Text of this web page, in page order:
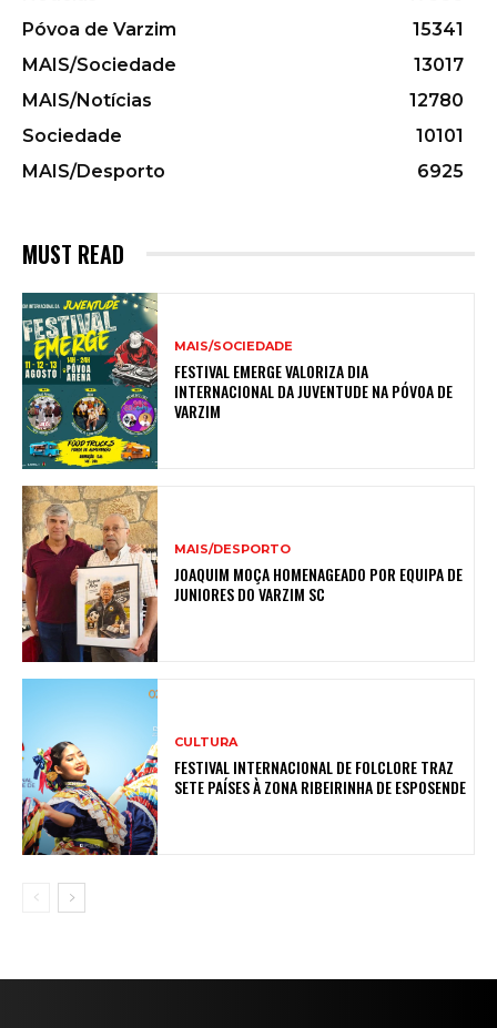
Póvoa de Varzim
15341
MAIS/Sociedade
13017
MAIS/Notícias
12780
Sociedade
10101
MAIS/Desporto
6925
MUST READ
MAIS/SOCIEDADE
FESTIVAL EMERGE VALORIZA DIA
INTERNACIONAL DA JUVENTUDE NA PÓVOA DE
VARZIM
MAIS/DESPORTO
JOAQUIM MOÇA HOMENAGEADO POR EQUIPA DE
JUNIORES DO VARZIM SC
CULTURA
FESTIVAL INTERNACIONAL DE FOLCLORE TRAZ
SETE PAÍSES À ZONA RIBEIRINHA DE ESPOSENDE